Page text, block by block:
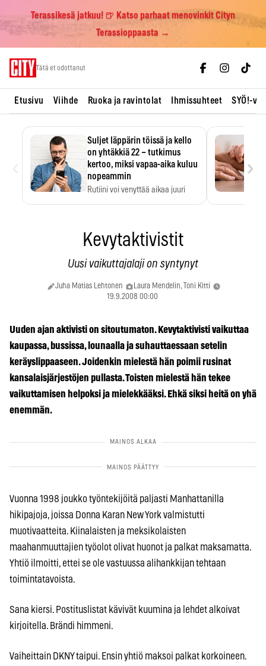
Terassikesä jatkuu! 🍺 Katso parhaat menovinkit Cityn
Terassioppaasta →
Tätä et odottanut
Etusivu Viihde Ruoka ja ravintolat Ihmissuhteet SYÖ!-
Suljet läppärin töissä ja kello
on yhtäkkiä 22 – tutkimus
kertoo, miksi vapaa-aika kuluu
nopeammin
Rutiini voi venyttää aikaa juuri
›
Kevytaktivistit
Uusi vaikuttajalaji on syntynyt
Juha Matias Lehtonen
Laura Mendelin, Toni Kitti
19.9.2008 00:00
Uuden ajan aktivisti on sitoutumaton. Kevytaktivisti vaikuttaa
kaupassa, bussissa, lounaalla ja suhauttaessaan setelin
keräyslippaaseen. Joidenkin mielestä hän poimii rusinat
kansalaisjärjestöjen pullasta. Toisten mielestä hän tekee
vaikuttamisen helpoksi ja mielekkääksi. Ehkä siksi heitä on yhä
enemmän.
Vuonna 1998 joukko työntekijöitä paljasti Manhattanilla
hikipajoja, joissa Donna Karan New York valmistutti
muotivaatteita. Kiinalaisten ja meksikolaisten
maahanmuuttajien työolot olivat huonot ja palkat maksamatta.
Yhtiö ilmoitti, ettei se ole vastuussa alihankkijan tehtaan
toimintatavoista.
Sana kiersi. Postituslistat kävivät kuumina ja lehdet alkoivat
kirjoitella. Brändi himmeni.
Vaiheittain DKNY taipui. Ensin yhtiö maksoi palkat korkoineen.